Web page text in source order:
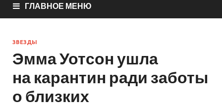
ГЛАВНОЕ МЕНЮ
ЗВЕЗДЫ
Эмма Уотсон ушла
на карантин ради заботы
о близких